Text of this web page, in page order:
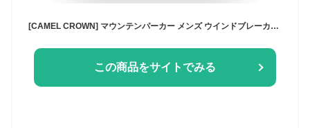
[CAMEL CROWN] マウンテンパーカー メンズ ウインドブレーカー マウンテンジャケット 防風 防水 軽量 ベンチャージャケット バイク 通勤 スキー 山登り 日常 秋 冬
この商品をサイトでみる